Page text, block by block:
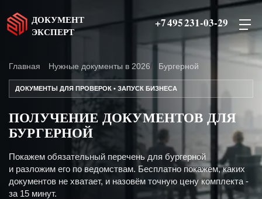
ДОКУМЕНТ
ЭКСПЕРТ
+7 495 231-03-29
Главная Нужные документы в 2026 Бургерной
ДОКУМЕНТЫ ДЛЯ ПРОВЕРОК • ЗАПУСК БИЗНЕСА
ПОЛУЧЕНИЕ ДОКУМЕНТОВ ДЛЯ
БУРГЕРНОЙ
Покажем обязательный перечень для бургерной
и разложим его по ведомствам. Бесплатно покажем, каких
документов не хватает, и назовём точную цену комплекта -
за 15 минут.